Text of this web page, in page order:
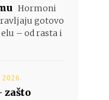
Hormoni
gotovo
– od rasta i
2026.
zašto